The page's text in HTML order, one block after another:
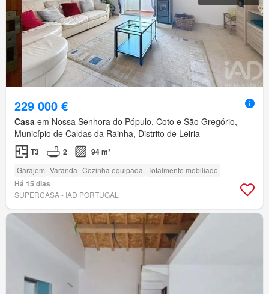
229 000 €
Casa em Nossa Senhora do Pópulo, Coto e São Gregório,
Município de Caldas da Rainha, Distrito de Leiria
T3 2 94 m²
Garajem Varanda Cozinha equipada Totalmente mobiliado
Há 15 dias
SUPERCASA - IAD PORTUGAL